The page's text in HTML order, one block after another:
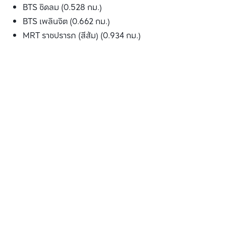
BTS ชิดลม (0.528 กม.)
BTS เพลินจิต (0.662 กม.)
MRT ราชปรารภ (สีส้ม) (0.934 กม.)